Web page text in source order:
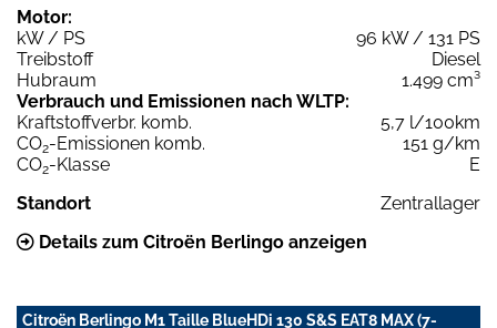
Motor:
kW / PS
96 kW / 131 PS
Treibstoff
Diesel
Hubraum
1.499 cm³
Verbrauch und Emissionen nach WLTP:
Kraftstoffverbr. komb.
5,7 l/100km
CO2-Emissionen komb.
151 g/km
CO2-Klasse
E
Standort
Zentrallager
Details zum Citroën Berlingo anzeigen
Citroën Berlingo M1 Taille BlueHDi 130 S&S EAT8 MAX (7-